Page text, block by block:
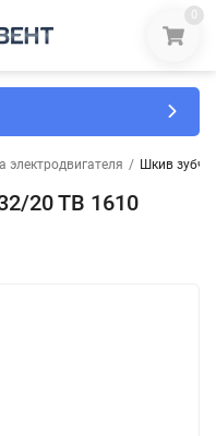
0
электродвигателя / Шкив
20 TB 1610